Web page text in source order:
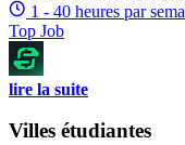
1 - 40 heures par
Top Job
lire la suite
Villes étudiantes